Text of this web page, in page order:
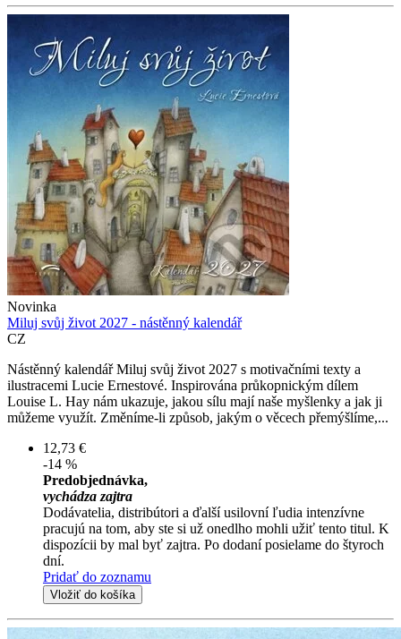
Novinka
Miluj svůj život 2027 - nástěnný kalendář
CZ
Nástěnný kalendář Miluj svůj život 2027 s motivačními texty a
ilustracemi Lucie Ernestové. Inspirována průkopnickým dílem
Louise L. Hay nám ukazuje, jakou sílu mají naše myšlenky a jak ji
můžeme využít. Změníme-li způsob, jakým o věcech přemýšlíme,...
12,73 €
-14 %
Predobjednávka,
vychádza zajtra
Dodávatelia, distribútori a ďalší usilovní ľudia intenzívne
pracujú na tom, aby ste si už onedlho mohli užiť tento titul. K
dispozícii by mal byť zajtra. Po dodaní posielame do štyroch
dní.
Pridať do zoznamu
Vložiť do košíka